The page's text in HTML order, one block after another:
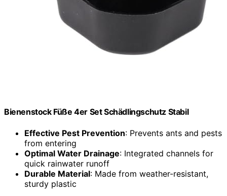
Bienenstock Füße 4er Set Schädlingschutz Stabil
Effective Pest Prevention: Prevents ants and pests
from entering
Optimal Water Drainage: Integrated channels for
quick rainwater runoff
Durable Material: Made from weather-resistant,
sturdy plastic